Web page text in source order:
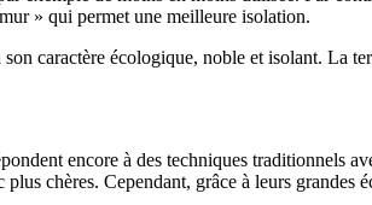
» qui permet une meilleure isolation.
caractère écologique, noble et isolant. La
encore à des techniques traditionnels
chères. Cependant, grâce à leurs grandes